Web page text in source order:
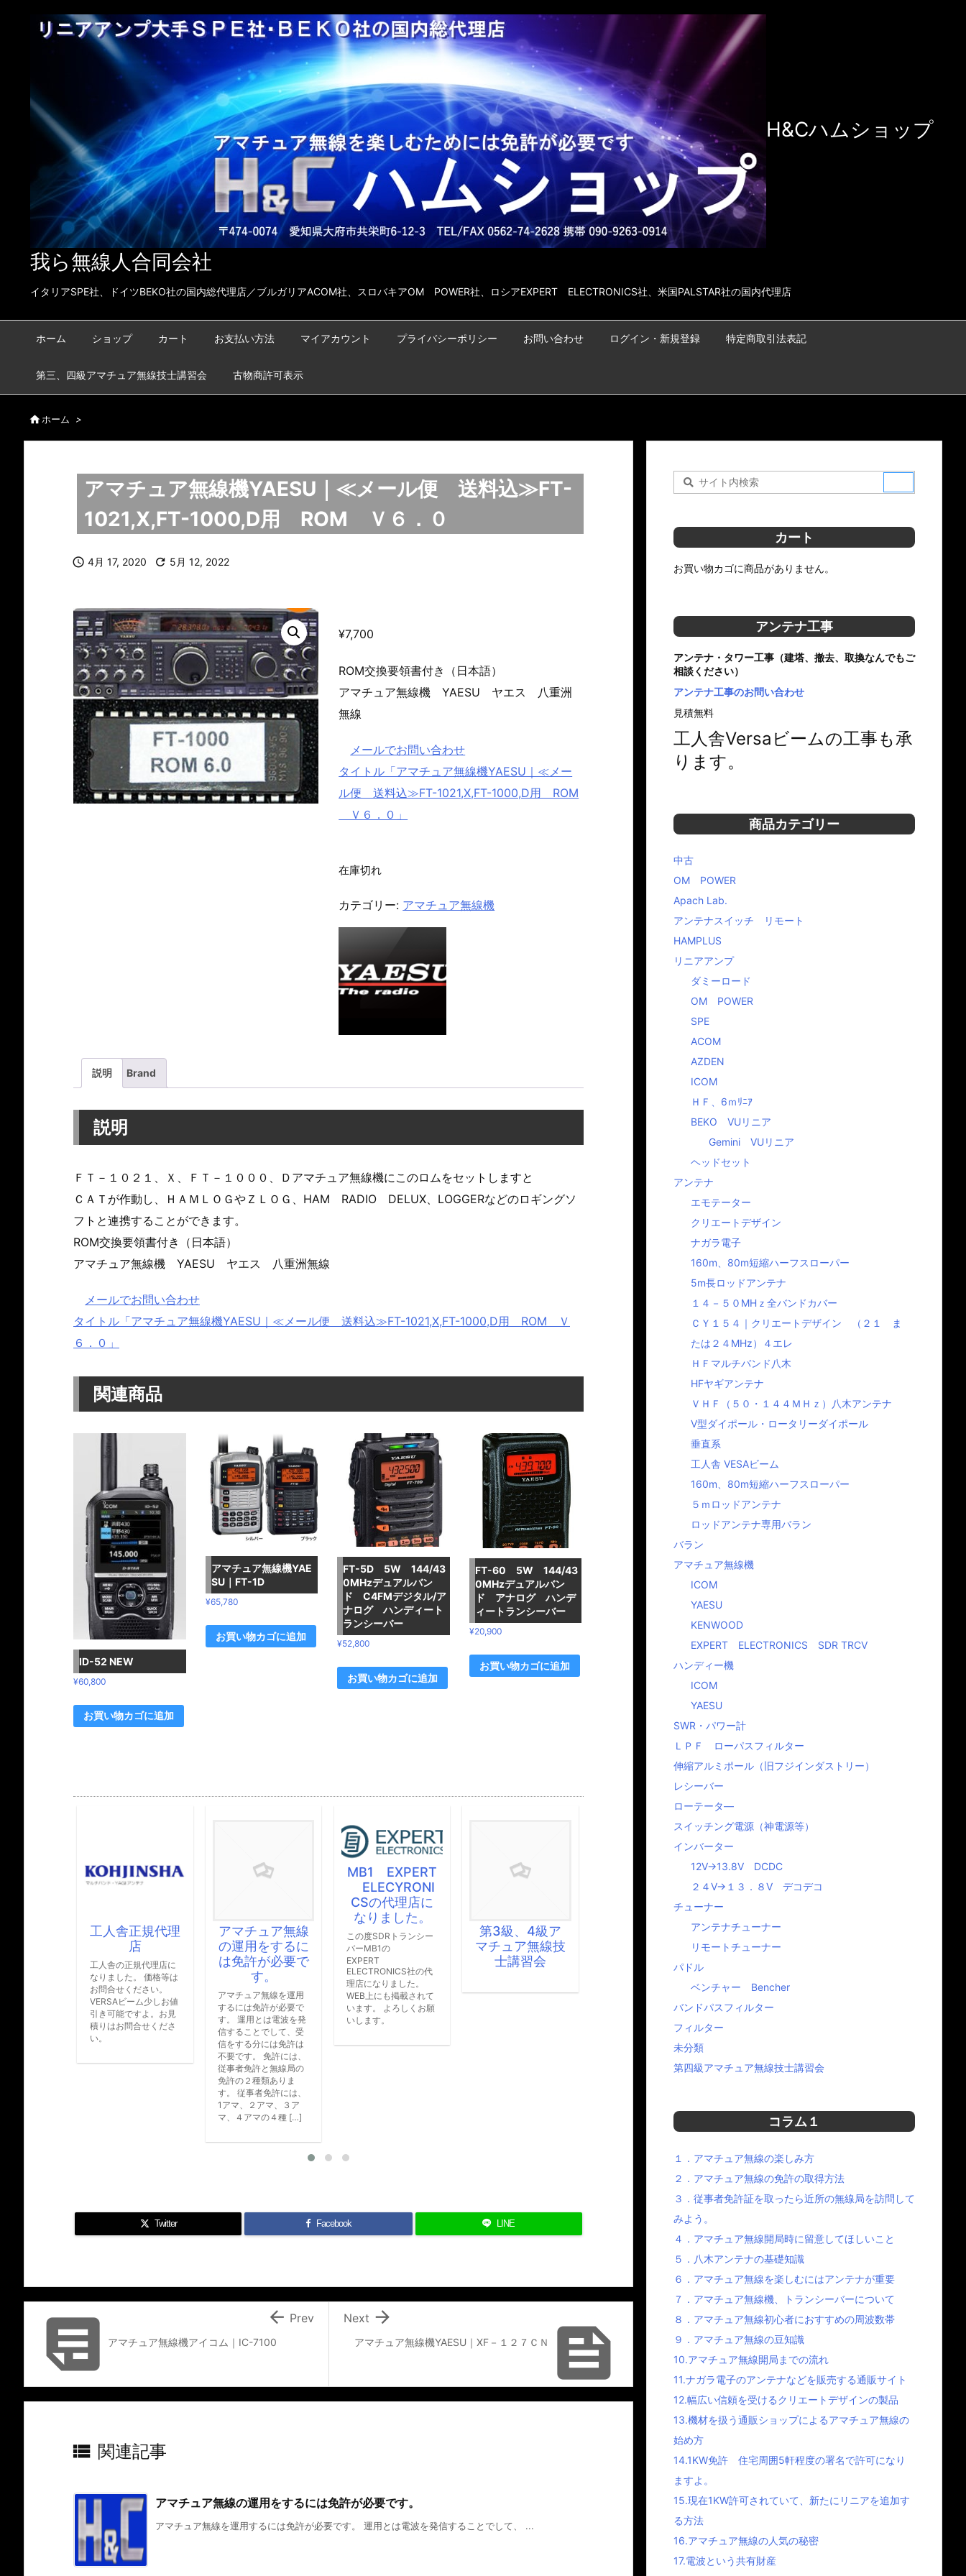
H&Cハムショップ
我ら無線人合同会社
イタリアSPE社、ドイツBEKO社の国内総代理店／ブルガリアACOM社、スロバキアOM POWER社、ロシアEXPERT ELECTRONICS社、米国PALSTAR社の国内代理店
ホーム ショップ カート お支払い方法 マイアカウント プライバシーポリシー お問い合わせ ログイン・新規登録 特定商取引法表記
第三、四級アマチュア無線技士講習会 古物商許可表示
ホーム >
アマチュア無線機YAESU｜≪メール便 送料込≫FT-
1021,X,FT-1000,D用 ROM Ｖ６．０
 4月 17, 2020  5月 12, 2022
¥7,700
ROM交換要領書付き（日本語）
アマチュア無線機 YAESU ヤエス 八重洲
無線
メールでお問い合わせ
タイトル「アマチュア無線機YAESU｜≪メー
ル便 送料込≫FT-1021,X,FT-1000,D用 ROM
Ｖ６．０」
在庫切れ
カテゴリー: アマチュア無線機
説明 Brand
説明
ＦＴ－１０２１、Ｘ、ＦＴ－１０００、Ｄアマチュア無線機にこのロムをセットしますと
ＣＡＴが作動し、ＨＡＭＬＯＧやＺＬＯＧ、HAM RADIO DELUX、LOGGERなどのロギングソ
フトと連携することができます。
ROM交換要領書付き（日本語）
アマチュア無線機 YAESU ヤエス 八重洲無線
メールでお問い合わせ
タイトル「アマチュア無線機YAESU｜≪メール便 送料込≫FT-1021,X,FT-1000,D用 ROM Ｖ
６．０」
関連商品
ID-52 NEW
¥60,800
お買い物カゴに追加
アマチュア無線機YAE
SU｜FT-1D
¥65,780
お買い物カゴに追加
FT-5D 5W 144/43
0MHzデュアルバン
ド C4FMデジタル/ア
ナログ ハンディート
ランシーバー
¥52,800
お買い物カゴに追加
FT-60 5W 144/43
0MHzデュアルバン
ド アナログ ハンデ
ィートランシーバー
¥20,900
お買い物カゴに追加
アマチュア無線
の運用をするに
は免許が必要で
す。
アマチュア無線を運用
するには免許が必要で
す。 運用とは電波を発
信することでして、受
MB1 EXPERT
この度SDRトランシー
バーMB1の
EXPERT
ELECTRONICS社の代
理店になりました。
WEB上にも掲載されて
います。 よろしくお願
いします。
第3級、4級ア
マチュア無線技
Beko製品販売
開します。 よろしくお
願いします。
ホームページア
ドレスの変更と
サイトリニュー
アルとのご案内
平素は格別のご高配を
賜り、厚く御礼申し上
げます。 このたび、
発信するホームページ
を一新いたしまし
ームページアドレス
を、下記の通り変更す
ることとなりましたの
でご案内申し上げま
米国Palstar社
の正規代理店に
荷します。 当店一押し
は、何と言ってもAT2K
チューナーです。 SWR
い場合でも 強力にチュ
ーニング可能です。
Twitter Facebook LINE

アマチュア無線機YAESU｜XF－１２７ＣＮ

Next
アマチュア無線機アイコム｜IC-7100
 Prev
 関連記事
アマチュア無線の運用をするには免許が必要です。
アマチュア無線を運用するには免許が必要です。 運用とは電波を発信することでして、 ...
カート
お買い物カゴに商品がありません。
アンテナ工事
アンテナ・タワー工事（建塔、撤去、取換なんでもご
相談ください）
アンテナ工事のお問い合わせ
見積無料
工人舎Versaビームの工事も承
ります。
商品カテゴリー
中古
OM POWER
Apach Lab.
アンテナスイッチ リモート
HAMPLUS
リニアアンプ
ダミーロード
OM POWER
SPE
ACOM
AZDEN
ICOM
ＨＦ、6ｍﾘﾆｱ
BEKO VUリニア
Gemini VUリニア
ヘッドセット
アンテナ
エモテーター
クリエートデザイン
ナガラ電子
160m、80m短縮ハーフスローパー
5m長ロッドアンテナ
１４－５０MHｚ全バンドカバー
ＣＹ１５４｜クリエートデザイン （２１ ま
たは２４MHz）４エレ
ＨＦマルチバンド八木
HFヤギアンテナ
ＶＨＦ（５０・１４４ＭＨｚ）八木アンテナ
Ⅴ型ダイポール・ロータリーダイポール
垂直系
工人舎 VESAビーム
160m、80m短縮ハーフスローパー
５ｍロッドアンテナ
ロッドアンテナ専用バラン
バラン
アマチュア無線機
ICOM
YAESU
KENWOOD
EXPERT ELECTRONICS SDR TRCV
ハンディー機
ICOM
YAESU
SWR・パワー計
ＬＰＦ ローパスフィルター
伸縮アルミポール（旧フジインダストリー）
レシーバー
ローテータ―
スイッチング電源（神電源等）
インバーター
12V→13.8V DCDC
２４V→１３．８V デコデコ
チューナー
アンテナチューナー
リモートチューナー
パドル
ベンチャー Bencher
バンドパスフィルター
フィルター
未分類
第四級アマチュア無線技士講習会
コラム１
１．アマチュア無線の楽しみ方
２．アマチュア無線の免許の取得方法
３．従事者免許証を取ったら近所の無線局を訪問して
みよう。
４．アマチュア無線開局時に留意してほしいこと
５．八木アンテナの基礎知識
６．アマチュア無線を楽しむにはアンテナが重要
７．アマチュア無線機、トランシーバーについて
８．アマチュア無線初心者におすすめの周波数帯
９．アマチュア無線の豆知識
10.アマチュア無線開局までの流れ
11.ナガラ電子のアンテナなどを販売する通販サイト
12.幅広い信頼を受けるクリエートデザインの製品
13.機材を扱う通販ショップによるアマチュア無線の
始め方
14.1KW免許 住宅周囲5軒程度の署名で許可になり
ますよ。
15.現在1KW許可されていて、新たにリニアを追加す
る方法
16.アマチュア無線の人気の秘密
17.電波という共有財産